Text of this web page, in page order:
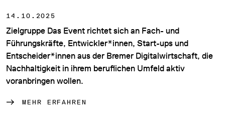
14.10.2025
Zielgruppe Das Event richtet sich an Fach- und
Führungskräfte, Entwickler*innen, Start-ups und
Entscheider*innen aus der Bremer Digitalwirtschaft, die
Nachhaltigkeit in ihrem beruflichen Umfeld aktiv
voranbringen wollen.
MEHR ERFAHREN